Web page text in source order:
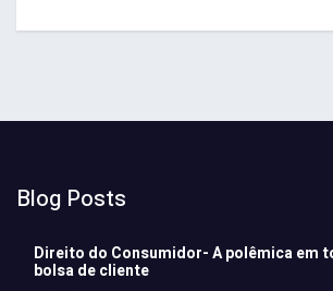
Blog Posts
Direito do Consumidor- A polêmica em
bolsa de cliente